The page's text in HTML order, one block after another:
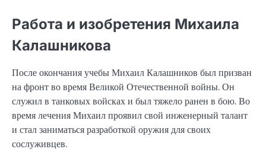
Работа и изобретения Михаила
Калашникова
После окончания учебы Михаил Калашников был призван
на фронт во время Великой Отечественной войны. Он
служил в танковых войсках и был тяжело ранен в бою. Во
время лечения Михаил проявил свой инженерный талант
и стал заниматься разработкой оружия для своих
сослуживцев.